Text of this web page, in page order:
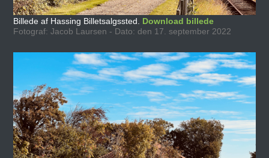
Billede af Hassing Billetsalgssted. Download billede
Fotograf: Jacob Laursen - Dato: den 17. september 2022